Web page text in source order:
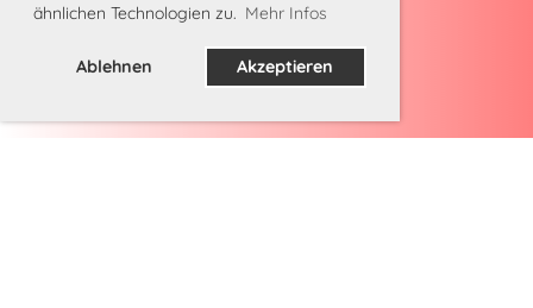
ähnlichen Technologien zu. Mehr Infos
Ablehnen Akzeptieren